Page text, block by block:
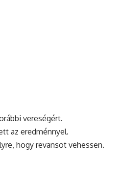
vereségért.
az eredménnyel.
hogy revansot vehessen.